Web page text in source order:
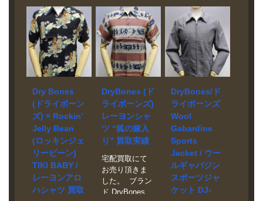
ースに製作さ
れたオープン
カラーシャ
ツ。ネイティ
ブアメリカン
に古くから伝
チーフとした
デザイン
「THUNDERBI
RD」をプリン
トで再現して
います。 生地
には強撚糸を
使用したレー
ヨンギャバジ
ンを採用し、
カジやロカビ
リーコーデに
も映える、味
のあるドット
パターンが魅
力の逸品で
す。 DryBones
小物類も、当
店ではしっか
り評価・高価
買取しており
ます！ご不要
テムがござい
ましたら、ぜ
ひご相談くだ
さい。
＆スネークを
売るなら買取
実績No1のバイ
ヤーズボック
スにおまかせ
ください。宅
配買取は査定
から送料まで
完全無料。札
幌市内の店頭
でも買取受付
中です。
宅配買取にて
お売り頂きま
した。 ブラン
ド DryBones ×
Rockin’ Jelly
Bean モデル
HAWAIIAN
SHIRT
“SAVAGE
GIRL” DS-2243
買取相場 お問
い合わせくだ
さい。 状態 未
使用品 映画ポ
スターやCDデ
ザインを手掛
宅配買取にて
お売り頂きま
した。 ブラン
ド DryBones ×
Rockin’ Jelly
Bean モデル
HAWAIIAN
SHIRT “Garage
Girl” DS-1804
買取相場 お問
い合わせくだ
さい。 状態 未
使用品 映画ポ
スターやCDデ
ザインを手掛
ける日本を代
した。 ブラン
ド DryBones
モデル SOLID
CAR COAT DJ-
1087 買取相
場 お問い合わ
せください。
映画「アメリ
カングラフィ
ティー」の劇
中に登場した
チームカーコ
ートを忠実に
再現した一
着。ウールツ
イードの混紡
生地を使用
Dry Bones
(ドライボーン
ズ) × Rockin’
Jelly Bean
(ロッキンジェ
リービーン)
TIKI BABY /
レーヨンアロ
ハシャツ 買取
DryBones (ド
ライボーンズ)
レーヨンシャ
ツ “狐の嫁入
り” 買取実績
宅配買取にて
お売り頂きま
した。 ブラン
ド DryBones
DryBones/ド
ライボーンズ
Wool
Gabardine
Sports
Jacket / ウー
ルギャバジン
スポーツジャ
ケット DJ-